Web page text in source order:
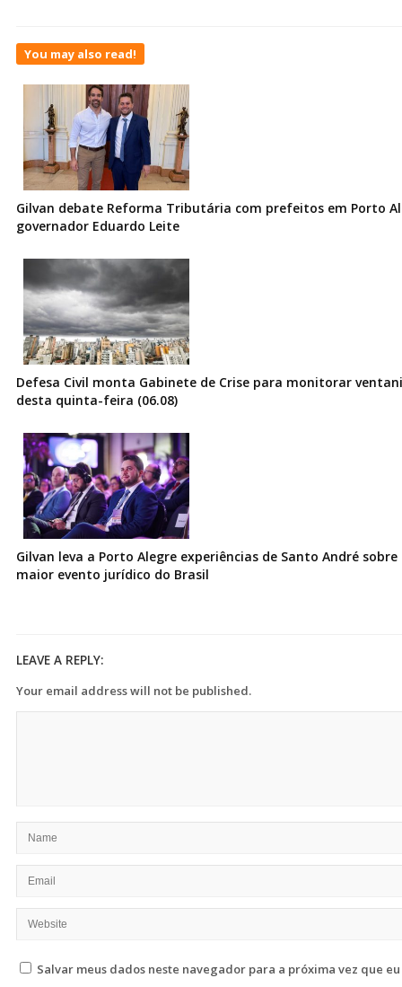
You may also read!
Gilvan debate Reforma Tributária com prefeitos em Porto
governador Eduardo Leite
Defesa Civil monta Gabinete de Crise para monitorar
desta quinta-feira (06.08)
Gilvan leva a Porto Alegre experiências de Santo André
maior evento jurídico do Brasil
LEAVE A REPLY:
Your email address will not be published.
Salvar meus dados neste navegador para a próxima vez que